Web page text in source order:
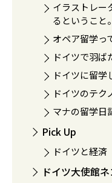
イラストレー
るということ。
オペア留学っ
ドイツで羽ば
ドイツに留
ドイツのテク
マナの留学日
Pick Up
ドイツと経済
ドイツ大使館